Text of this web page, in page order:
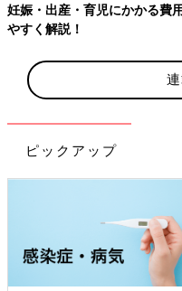
妊娠・出産・育児にかかる費
やすく解説！
ピックアップ